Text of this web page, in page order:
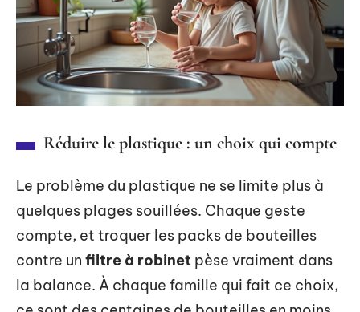
Réduire le plastique : un choix qui compte
Le problème du plastique ne se limite plus à
quelques plages souillées. Chaque geste
compte, et troquer les packs de bouteilles
contre un filtre à robinet pèse vraiment dans
la balance. À chaque famille qui fait ce choix,